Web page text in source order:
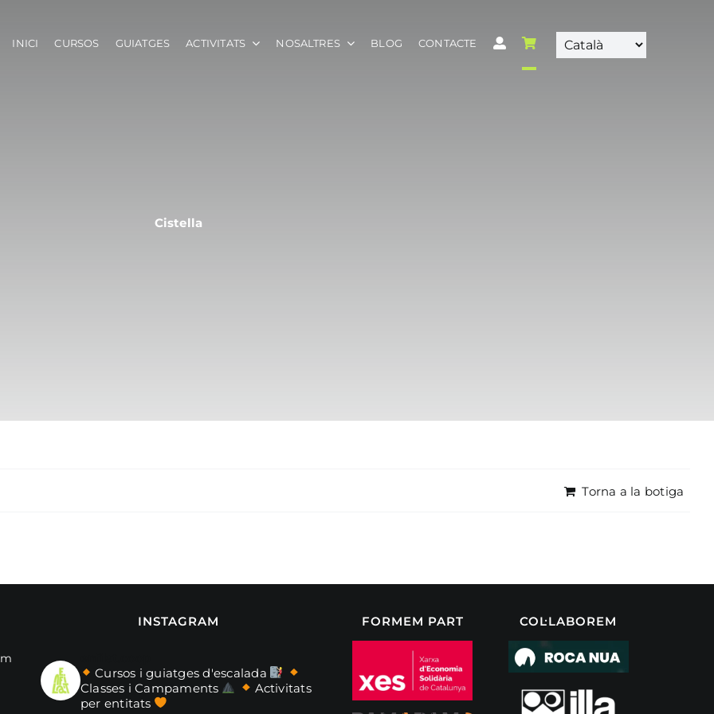
INICI CURSOS GUIATGES ACTIVITATS NOSALTRES BLOG CONTACTE
Cistella
Torna a la botiga
INSTAGRAM
Cursos i guiatges d'escalada
Classes i Campaments
Activitats
per entitats
FORMEM PART COL·LABOREM